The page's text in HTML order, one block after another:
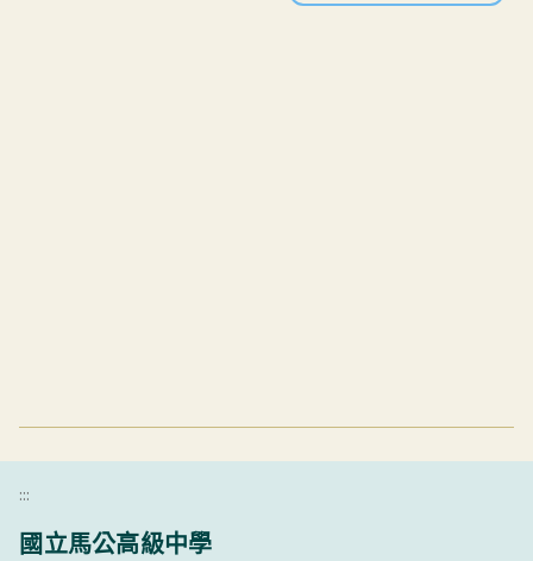
:::
國立馬公高級中學